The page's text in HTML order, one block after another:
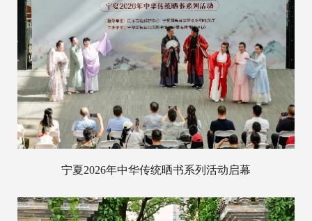
宁夏2026年中华传统晒书系列活动启幕